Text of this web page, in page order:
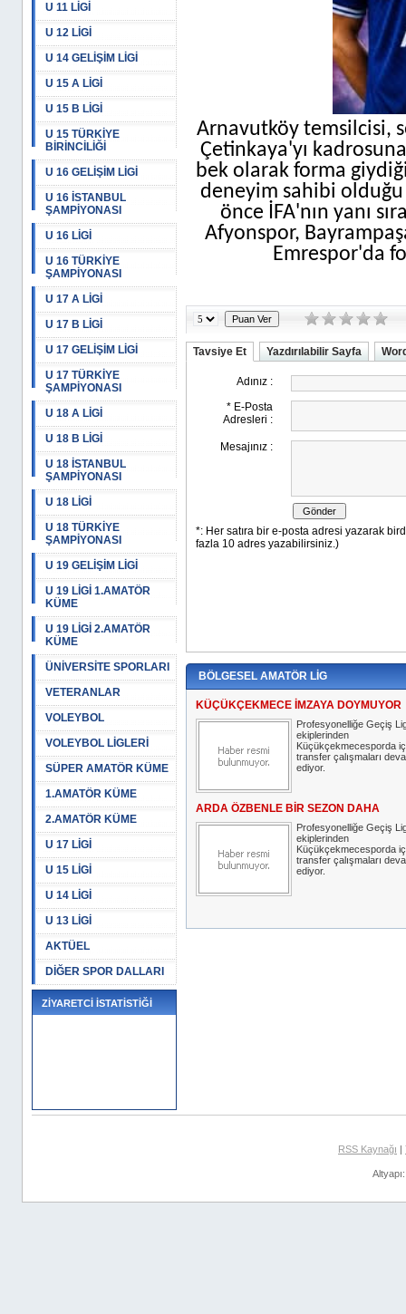
U 11 LİGİ
U 12 LİGİ
U 14 GELİŞİM LİGİ
U 15 A LİGİ
U 15 B LİGİ
U 15 TÜRKİYE
BİRİNCİLİĞİ
U 16 GELİŞİM LİGİ
U 16 İSTANBUL
ŞAMPİYONASI
U 16 LİGİ
U 16 TÜRKİYE
ŞAMPİYONASI
U 17 A LİGİ
U 17 B LİGİ
U 17 GELİŞİM LİGİ
U 17 TÜRKİYE
ŞAMPİYONASI
U 18 A LİGİ
U 18 B LİGİ
U 18 İSTANBUL
ŞAMPİYONASI
U 18 LİGİ
U 18 TÜRKİYE
ŞAMPİYONASI
U 19 GELİŞİM LİGİ
U 19 LİGİ 1.AMATÖR
KÜME
U 19 LİGİ 2.AMATÖR
KÜME
ÜNİVERSİTE SPORLARI
VETERANLAR
VOLEYBOL
VOLEYBOL LİGLERİ
SÜPER AMATÖR KÜME
1.AMATÖR KÜME
2.AMATÖR KÜME
U 17 LİGİ
U 15 LİGİ
U 14 LİGİ
U 13 LİGİ
AKTÜEL
DİĞER SPOR DALLARI
ZİYARETCİ İSTATİSTİĞİ
Arnavutköy temsilcisi,
Çetinkaya'yı
bek olarak forma
deneyim sahibi
önce İFA'nın yanı
Afyonspor,
Emrespor'da
Tavsiye Et Yazdırılabilir Sayfa
BÖLGESEL AMATÖR LİG
KÜÇÜKÇEKMECE İMZAYA DOYMUYOR
Profesyonelliğe Geçiş
ekiplerinden
Küçükçekmecesporda iç
transfer çalışmaları
ediyor.
ARDA ÖZBENLE BİR SEZON DAHA
Profesyonelliğe Geçiş
ekiplerinden
Küçükçekmecesporda iç
transfer çalışmaları
ediyor.
RSS Kaynağı |